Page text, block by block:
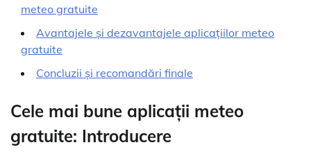
meteo gratuite
Avantajele și dezavantajele aplicațiilor meteo
gratuite
Concluzii și recomandări finale
Cele mai bune aplicații meteo
gratuite: Introducere